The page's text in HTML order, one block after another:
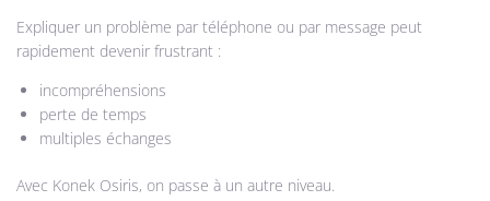
Expliquer un problème par téléphone ou par message peut
rapidement devenir frustrant :
incompréhensions
perte de temps
multiples échanges
Avec Konek Osiris, on passe à un autre niveau.